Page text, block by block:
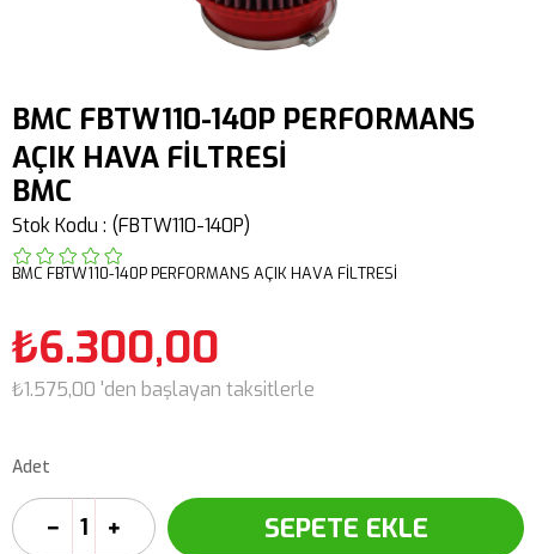
BMC FBTW110-140P PERFORMANS
AÇIK HAVA FİLTRESİ
BMC
Stok Kodu (FBTW110-140P)
BMC FBTW110-140P PERFORMANS AÇIK HAVA FİLTRESİ
₺6.300,00
₺1.575,00 'den başlayan taksitlerle
Adet